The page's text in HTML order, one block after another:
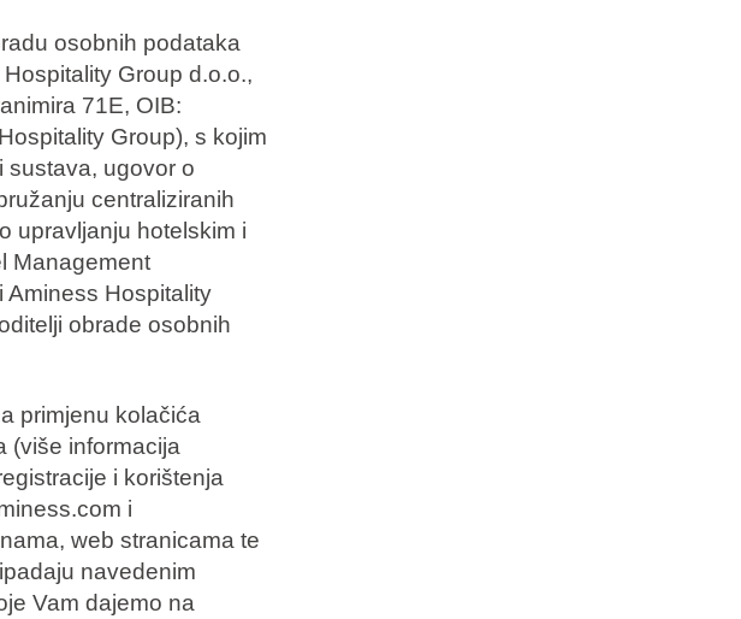
osobnih podataka
Group d.o.o.,
71E, OIB:
Group), s kojim
sustava, ugovor o
centraliziranih
upravljanju hotelskim i
Management
Aminess Hospitality
obrade osobnih
primjenu kolačića
(više informacija
i korištenja
i
web stranicama te
navedenim
Vam dajemo na